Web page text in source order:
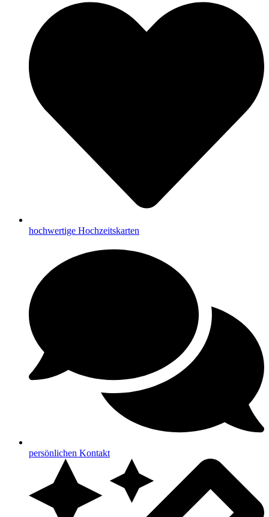
hochwertige Hochzeitskarten
persönlichen Kontakt